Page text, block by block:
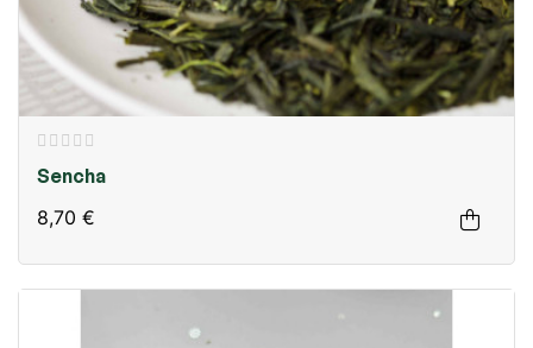
Sencha
8,70 €